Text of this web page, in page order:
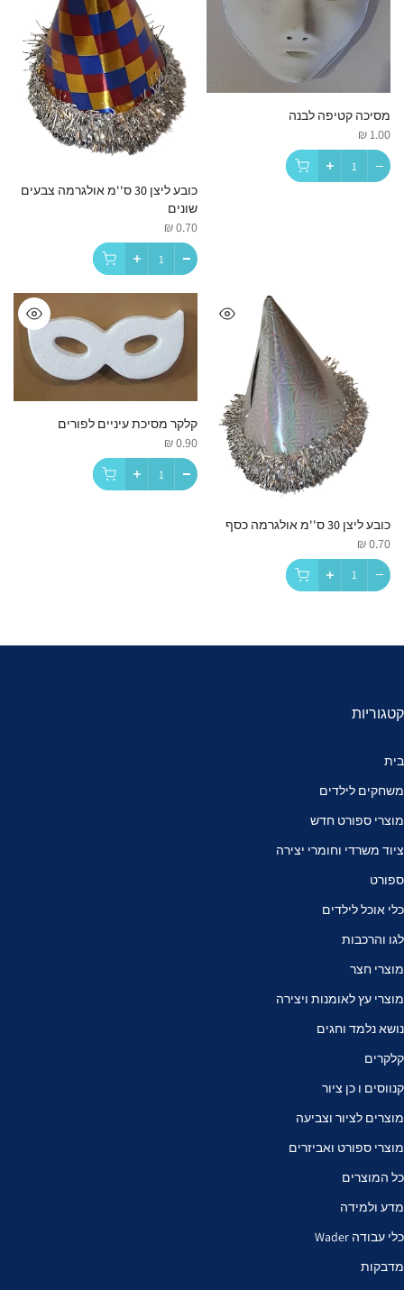
מסיכה קטיפה לבנה
1.00 ₪
כובע ליצן 30 ס''מ אולגרמה צבעים
שונים
0.70 ₪
כובע ליצן 30 ס''מ אולגרמה כסף
0.70 ₪
קלקר מסיכת עיניים לפורים
0.90 ₪
קטגוריות
בית
משחקים לילדים
מוצרי ספורט חדש
ציוד משרדי וחומרי יצירה
ספורט
כלי אוכל לילדים
לגו והרכבות
מוצרי חצר
מוצרי עץ לאומנות ויצירה
נושא נלמד וחגים
קלקרים
קנווסים ו כן ציור
מוצרים לציור וצביעה
מוצרי ספורט ואביזרים
כל המוצרים
מדע ולמידה
כלי עבודה Wader
מדבקות